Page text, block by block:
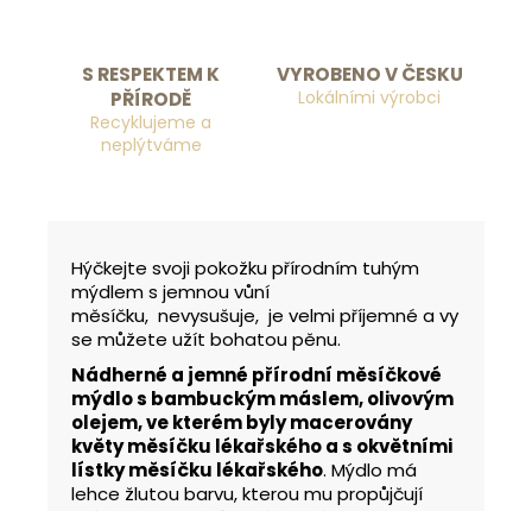
S RESPEKTEM K
PŘÍRODĚ
Recyklujeme a
neplýtváme
VYROBENO V ČESKU
Lokálními výrobci
Hýčkejte svoji pokožku přírodním tuhým
mýdlem s jemnou vůní
měsíčku, nevysušuje, je velmi příjemné a vy
se můžete užít bohatou pěnu.
Nádherné a jemné přírodní měsíčkové
mýdlo s bambuckým máslem, olivovým
olejem, ve kterém byly macerovány
květy měsíčku lékařského a s okvětními
lístky měsíčku lékařského. Mýdlo má
lehce žlutou barvu, kterou mu propůjčují